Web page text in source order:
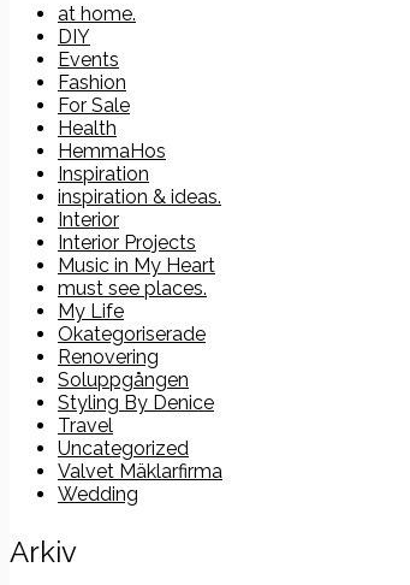
at home.
DIY
Events
Fashion
For Sale
Health
HemmaHos
Inspiration
inspiration & ideas.
Interior
Interior Projects
Music in My Heart
must see places.
My Life
Okategoriserade
Renovering
Soluppgången
Styling By Denice
Travel
Uncategorized
Valvet Mäklarfirma
Wedding
Arkiv